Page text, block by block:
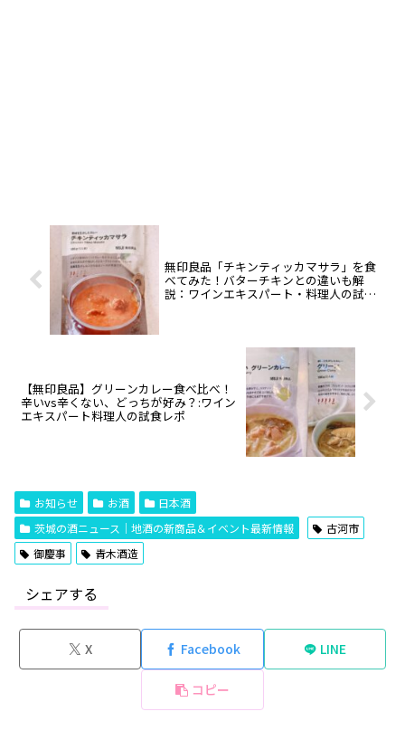
無印良品「チキンティッカマサラ」を食
べてみた！バターチキンとの違いも解
説：ワインエキスパート・料理人の試食
【無印良品】グリーンカレー食べ比べ！
辛いvs辛くない、どっちが好み？:ワイン
エキスパート料理人の試食レポ
お知らせ お酒
日本酒
茨城の酒ニュース｜地酒の新商品＆イベント最新情報
古河市
御慶事
青木酒造
シェアする
X Facebook LINE
コピー